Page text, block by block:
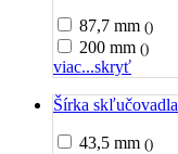
87,7 mm ()
200 mm ()
viac...skryť
Šírka skľučovadla
43,5 mm ()